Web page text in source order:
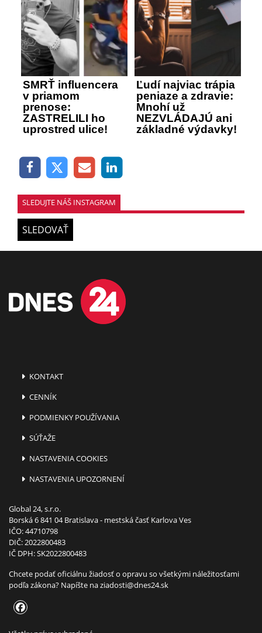
SMRŤ influencera
v priamom
prenose:
ZASTRELILI ho
uprostred ulice!
Ľudí najviac trápia
peniaze a zdravie:
Mnohí už
NEZVLÁDAJÚ ani
základné výdavky!
SLEDUJTE NÁŠ INSTAGRAM
SLEDOVAŤ
KONTAKT
CENNÍK
PODMIENKY POUŽÍVANIA
SÚŤAŽE
NASTAVENIA COOKIES
NASTAVENIA UPOZORNENÍ
Global 24, s.r.o.
Borská 6 841 04 Bratislava - mestská časť Karlova Ves
IČO: 44710798
DIČ: 2022800483
IČ DPH: SK2022800483
Chcete podať oficiálnu žiadosť o opravu so všetkými náležitosťami
podľa zákona? Napíšte naziadosti@dnes24.sk